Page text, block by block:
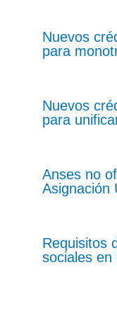
Nuevos
para
Nuevos
para
Anses no
Asignación
Requisitos
sociales en